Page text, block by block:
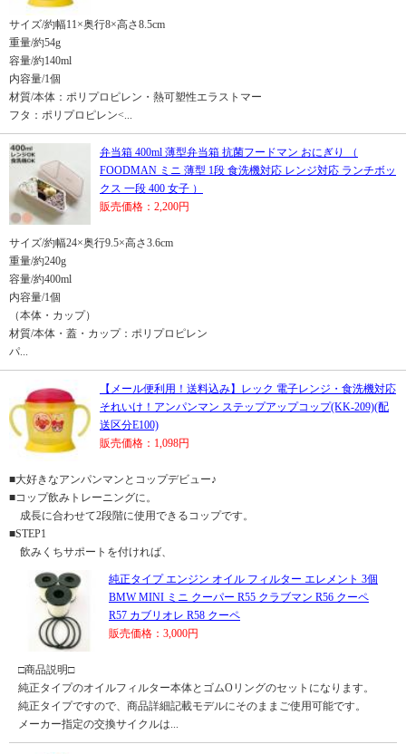
サイズ/約幅11×奥行8×高さ8.5cm
重量/約54g
容量/約140ml
内容量/1個
材質/本体：ポリプロピレン・熱可塑性エラストマー
フタ：ポリプロピレン<...
弁当箱 400ml 薄型弁当箱 抗菌フードマン おにぎり （
FOODMAN ミニ 薄型 1段 食洗機対応 レンジ対応 ランチボッ
クス 一段 400 女子 ）
販売価格：2,200円
サイズ/約幅24×奥行9.5×高さ3.6cm
重量/約240g
容量/約400ml
内容量/1個
（本体・カップ）
材質/本体・蓋・カップ：ポリプロピレン
パ...
【メール便利用！送料込み】レック 電子レンジ・食洗機対応
それいけ！アンパンマン ステップアップコップ(KK-209)(配
送区分E100)
販売価格：1,098円
■大好きなアンパンマンとコップデビュー♪
■コップ飲みトレーニングに。
成長に合わせて2段階に使用できるコップです。
■STEP1
飲みくちサポートを付ければ、
純正タイプ エンジン オイル フィルター エレメント 3個
BMW MINI ミニ クーパー R55 クラブマン R56 クーペ
R57 カブリオレ R58 クーペ
販売価格：3,000円
□商品説明□
純正タイプのオイルフィルター本体とゴムOリングのセットになります。
純正タイプですので、商品詳細記載モデルにそのままご使用可能です。
メーカー指定の交換サイクルは...